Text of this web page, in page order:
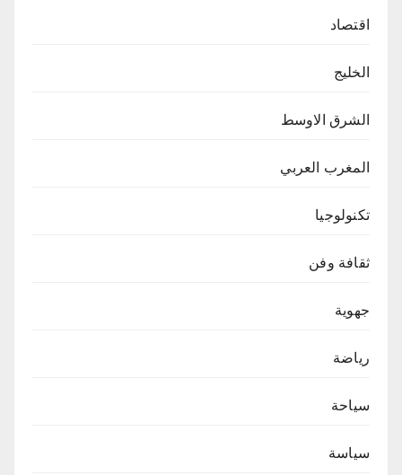
اقتصاد
الخليج
الشرق الاوسط
المغرب العربي
تكنولوجيا
ثقافة وفن
جهوية
رياضة
سياحة
سياسة